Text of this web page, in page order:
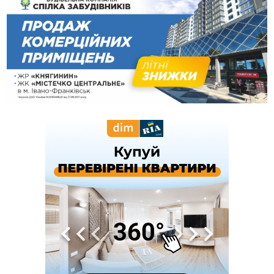
вкрав із супермаркету пляшку віскі за 8,5 тисяч
09:53
В урочищі біля Галича археологи відкопали давньоруську
вагову гирку XII–XIII століть
09:39
У Франківську медики провели серію складних операцій
на аорті
Вчора
У Богородчанах на "зебрі" водій Audi наїхав на
Загальна площа всіх книгарень України - трохи більше ніж 6
На "зебрі" у Франківську два мотоциклісти збили жінку
Прикарпаття серед лідерів за будівництвом новобудов і
рекордсмен за зростанням цін на житло
ВІДЕО
Де безпечно купатися на Прикарпатті?
У Франківську дружина загиблого воїна створила
організацію «КОД 7'Я», аби підтримувати військових та їхні
сім'ї
У Коломиї на одній з вулиць встановлять комплекс
автоматичної фіксації швидкості